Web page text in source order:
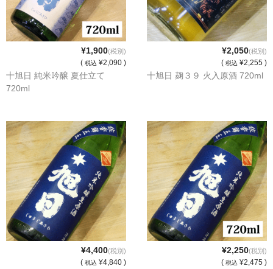
キッコウトミ
¥1,900(税別)
( 税込 ¥2,090 )
十旭日 純米吟醸 夏仕立て
720ml
¥2,050(税別)
( 税込 ¥2,255 )
十旭日 麹３９ 火入原酒 720ml
¥4,400(税別)
( 税込 ¥4,840 )
¥2,250(税別)
( 税込 ¥2,475 )